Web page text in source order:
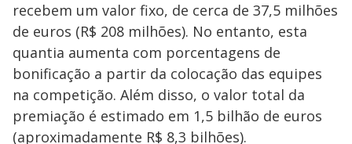
recebem um valor fixo, de cerca de 37,5 milhões
de euros (R$ 208 milhões). No entanto, esta
quantia aumenta com porcentagens de
bonificação a partir da colocação das equipes
na competição. Além disso, o valor total da
premiação é estimado em 1,5 bilhão de euros
(aproximadamente R$ 8,3 bilhões).